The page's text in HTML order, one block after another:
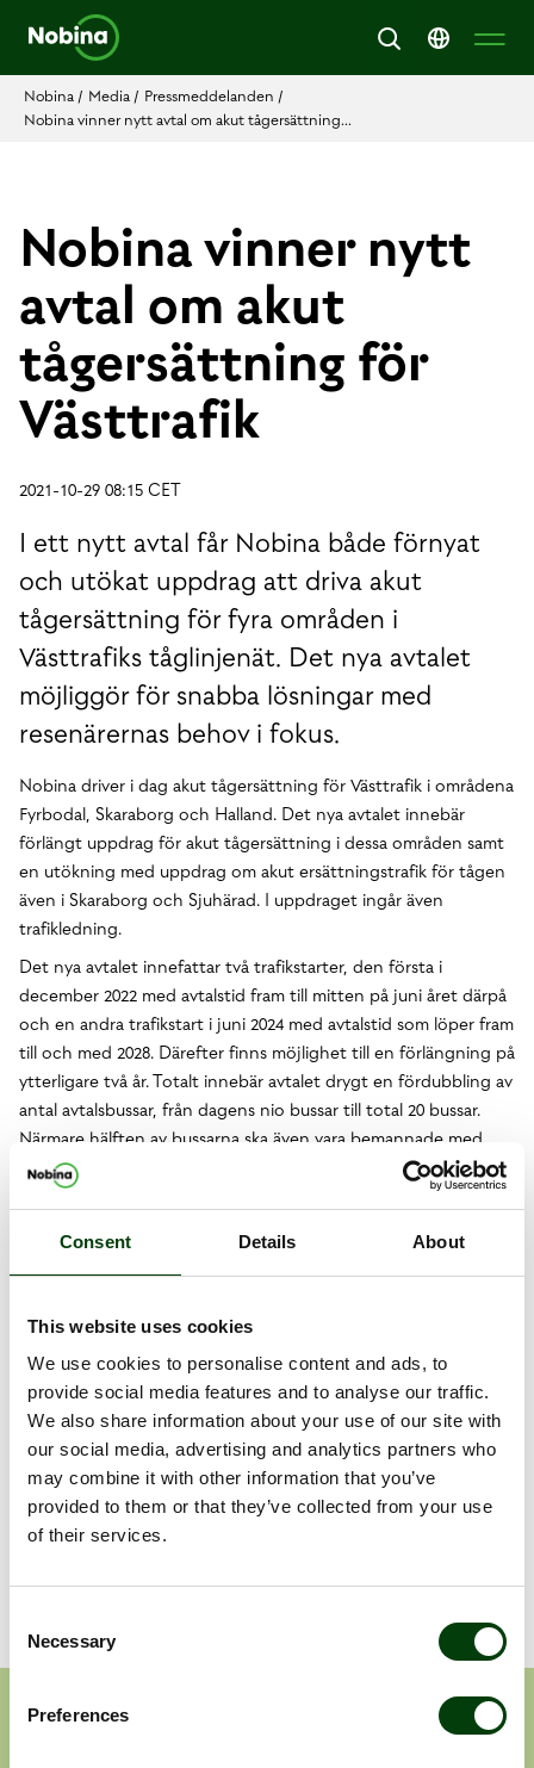
Consent Details About
This website uses cookies
We use cookies to personalise content and ads, to
provide social media features and to analyse our traffic.
We also share information about your use of our site with
our social media, advertising and analytics partners who
may combine it with other information that you’ve
provided to them or that they’ve collected from your use
of their services.
Selection
Necessary
Preferences
Nobina / Media / Pressmeddelanden /
Nobina vinner nytt avtal om akut tågersättning...
Nobina vinner nytt
avtal om akut
tågersättning för
Västtrafik
2021-10-29 08:15 CET
I ett nytt avtal får Nobina både förnyat
och utökat uppdrag att driva akut
tågersättning för fyra områden i
Västtrafiks tåglinjenät. Det nya avtalet
möjliggör för snabba lösningar med
resenärernas behov i fokus.
Nobina driver i dag akut tågersättning för Västtrafik i områdena
Fyrbodal, Skaraborg och Halland. Det nya avtalet innebär
förlängt uppdrag för akut tågersättning i dessa områden samt
en utökning med uppdrag om akut ersättningstrafik för tågen
även i Skaraborg och Sjuhärad. I uppdraget ingår även
trafikledning.
Det nya avtalet innefattar två trafikstarter, den första i
december 2022 med avtalstid fram till mitten på juni året därpå
och en andra trafikstart i juni 2024 med avtalstid som löper fram
till och med 2028. Därefter finns möjlighet till en förlängning på
ytterligare två år. Totalt innebär avtalet drygt en fördubbling av
antal avtalsbussar, från dagens nio bussar till total 20 bussar.
Närmare hälften av bussarna ska även vara bemannade med
förare för att snabbt kunna rycka in när det behövs.
– Det är väldigt roligt att inte bara få fortsätta utan också
utöka vårt uppdrag tillsammans med Västtrafik, där vi genom
innebär att vi kommer kunna erbjuda snabba lösningar som,
fortsätta sin resa och nå sitt slutmål i tid, säger Bahez Rashid,
affärschef för Nobina Extratrafik.
Dokument
Nobina vinner nytt avtal om akut tågersättning för
Prenumerera på våra